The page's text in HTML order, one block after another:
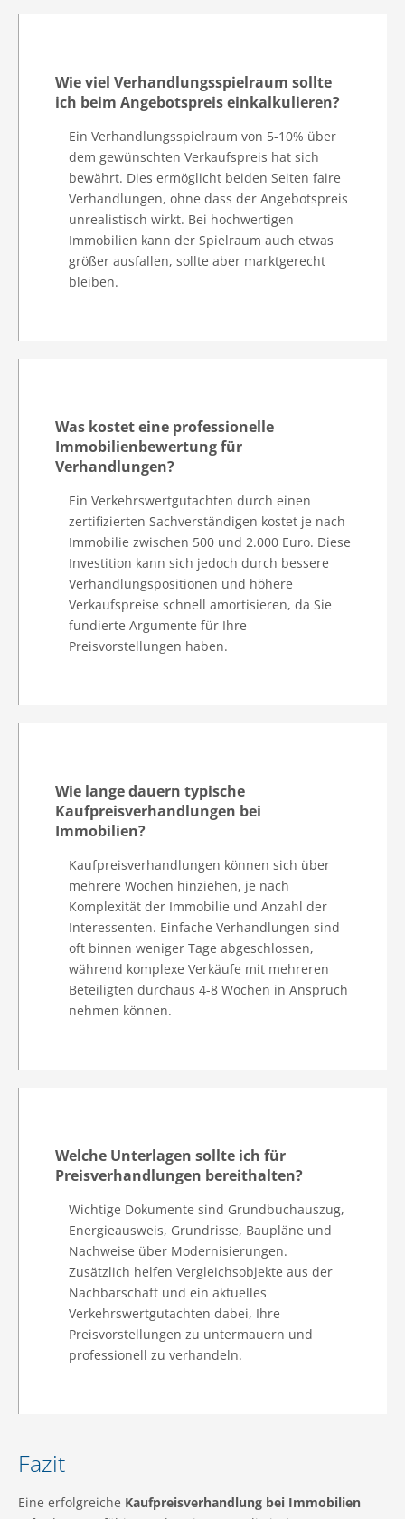
Wie viel Verhandlungsspielraum sollte
ich beim Angebotspreis einkalkulieren?
Ein Verhandlungsspielraum von 5-10% über
dem gewünschten Verkaufspreis hat sich
bewährt. Dies ermöglicht beiden Seiten faire
Verhandlungen, ohne dass der Angebotspreis
unrealistisch wirkt. Bei hochwertigen
Immobilien kann der Spielraum auch etwas
größer ausfallen, sollte aber marktgerecht
bleiben.
Was kostet eine professionelle
Immobilienbewertung für
Verhandlungen?
Ein Verkehrswertgutachten durch einen
zertifizierten Sachverständigen kostet je nach
Immobilie zwischen 500 und 2.000 Euro. Diese
Investition kann sich jedoch durch bessere
Verhandlungspositionen und höhere
Verkaufspreise schnell amortisieren, da Sie
fundierte Argumente für Ihre
Preisvorstellungen haben.
Wie lange dauern typische
Kaufpreisverhandlungen bei
Immobilien?
Kaufpreisverhandlungen können sich über
mehrere Wochen hinziehen, je nach
Komplexität der Immobilie und Anzahl der
Interessenten. Einfache Verhandlungen sind
oft binnen weniger Tage abgeschlossen,
während komplexe Verkäufe mit mehreren
Beteiligten durchaus 4-8 Wochen in Anspruch
nehmen können.
Welche Unterlagen sollte ich für
Preisverhandlungen bereithalten?
Wichtige Dokumente sind Grundbuchauszug,
Energieausweis, Grundrisse, Baupläne und
Nachweise über Modernisierungen.
Zusätzlich helfen Vergleichsobjekte aus der
Nachbarschaft und ein aktuelles
Verkehrswertgutachten dabei, Ihre
Preisvorstellungen zu untermauern und
professionell zu verhandeln.
Fazit
Eine erfolgreiche Kaufpreisverhandlung bei Immobilien